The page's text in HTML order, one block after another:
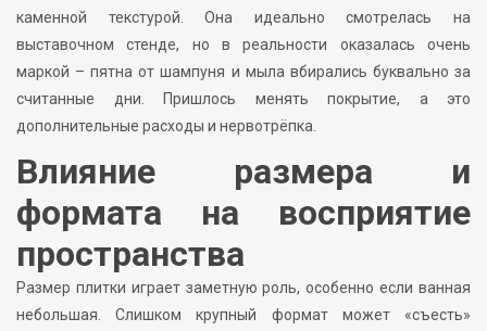
каменной текстурой. Она идеально смотрелась на
выставочном стенде, но в реальности оказалась очень
маркой – пятна от шампуня и мыла вбирались буквально за
считанные дни. Пришлось менять покрытие, а это
дополнительные расходы и нервотрёпка.
Влияние размера и
формата на восприятие
пространства
Размер плитки играет заметную роль, особенно если ванная
небольшая. Слишком крупный формат может «съесть»